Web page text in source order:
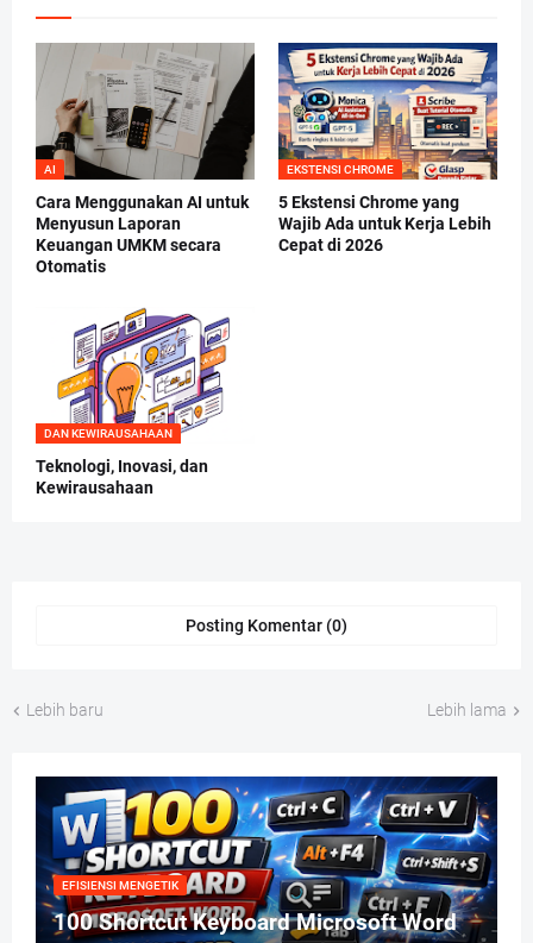
AI
Cara Menggunakan AI untuk
Menyusun Laporan
Keuangan UMKM secara
Otomatis
EKSTENSI CHROME
5 Ekstensi Chrome yang
Wajib Ada untuk Kerja Lebih
Cepat di 2026
DAN KEWIRAUSAHAAN
Teknologi, Inovasi, dan
Kewirausahaan
Posting Komentar (0)
Lebih baru Lebih lama
EFISIENSI MENGETIK
100 Shortcut Keyboard Microsoft Word